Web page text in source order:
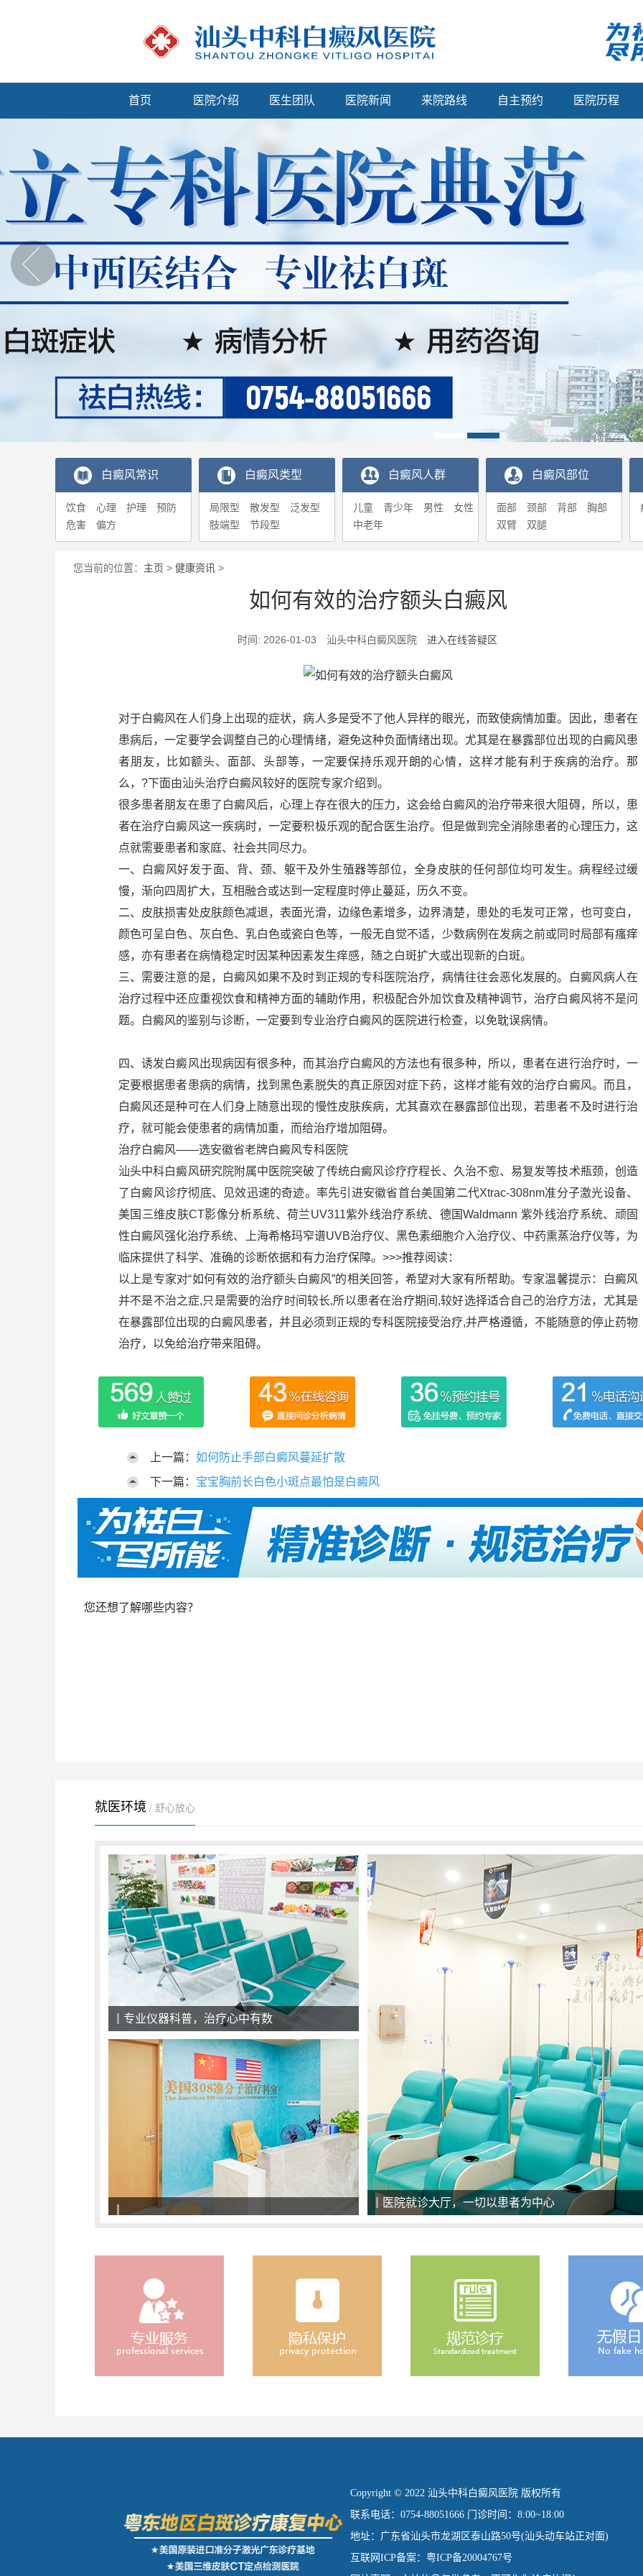
首页 医院介绍 医生团队 医院新闻 来院路线 自主预约 医院历程
白癜风常识
饮食 心理 护理
预防
危害
偏方
白癜风类型
局限型 散发型
泛发型
肢端型
节段型
白癜风人群
儿童 青少年 男性
女性
中老年
白癜风部位
面部 颈部 背部
胸部
双臂
双腿
您当前的位置： 主页 > 健康资讯 >
如何有效的治疗额头白癜风
时间: 2026-01-03 汕头中科白癜风医院 进入在线答疑区
对于白癜风在人们身上出现的症状，病人多是受不了他人异样的眼光，而致使病情加重。因此，患者在
患病后，一定要学会调整自己的心理情绪，避免这种负面情绪出现。尤其是在暴露部位出现的白癜风患
者朋友，比如额头、面部、头部等，一定要保持乐观开朗的心情，这样才能有利于疾病的治疗。那
么，?下面由汕头治疗白癜风较好的医院专家介绍到。
很多患者朋友在患了白癜风后，心理上存在很大的压力，这会给白癜风的治疗带来很大阻碍，所以，患
者在治疗白癜风这一疾病时，一定要积极乐观的配合医生治疗。但是做到完全消除患者的心理压力，这
点就需要患者和家庭、社会共同尽力。
一、白癜风好发于面、背、颈、躯干及外生殖器等部位，全身皮肤的任何部位均可发生。病程经过缓
慢，渐向四周扩大，互相融合或达到一定程度时停止蔓延，历久不变。
二、皮肤损害处皮肤颜色减退，表面光滑，边缘色素增多，边界清楚，患处的毛发可正常，也可变白，
颜色可呈白色、灰白色、乳白色或瓷白色等，一般无自觉不适，少数病例在发病之前或同时局部有瘙痒
感，亦有患者在病情稳定时因某种因素发生痒感，随之白斑扩大或出现新的白斑。
三、需要注意的是，白癜风如果不及时到正规的专科医院治疗，病情往往会恶化发展的。白癜风病人在
治疗过程中还应重视饮食和精神方面的辅助作用，积极配合外加饮食及精神调节，治疗白癜风将不是问
题。白癜风的鉴别与诊断，一定要到专业治疗白癜风的医院进行检查，以免耽误病情。
四、诱发白癜风出现病因有很多种，而其治疗白癜风的方法也有很多种，所以，患者在进行治疗时，一
定要根据患者患病的病情，找到黑色素脱失的真正原因对症下药，这样才能有效的治疗白癜风。而且，
白癜风还是种可在人们身上随意出现的慢性皮肤疾病，尤其喜欢在暴露部位出现，若患者不及时进行治
疗，就可能会使患者的病情加重，而给治疗增加阻碍。
治疗白癜风——选安徽省老牌白癜风专科医院
汕头中科白癜风研究院附属中医院突破了传统白癜风诊疗疗程长、久治不愈、易复发等技术瓶颈，创造
了白癜风诊疗彻底、见效迅速的奇迹。率先引进安徽省首台美国第二代Xtrac-308nm准分子激光设备、
美国三维皮肤CT影像分析系统、荷兰UV311紫外线治疗系统、德国Waldmann 紫外线治疗系统、顽固
性白癜风强化治疗系统、上海希格玛窄谱UVB治疗仪、黑色素细胞介入治疗仪、中药熏蒸治疗仪等，为
临床提供了科学、准确的诊断依据和有力治疗保障。>>>推荐阅读：
以上是专家对“如何有效的治疗额头白癜风”的相关回答，希望对大家有所帮助。专家温馨提示：白癜风
并不是不治之症,只是需要的治疗时间较长,所以患者在治疗期间,较好选择适合自己的治疗方法，尤其是
在暴露部位出现的白癜风患者，并且必须到正规的专科医院接受治疗,并严格遵循，不能随意的停止药物
治疗，以免给治疗带来阻碍。
上一篇： 如何防止手部白癜风蔓延扩散
下一篇： 宝宝胸前长白色小斑点最怕是白癜风
您还想了解哪些内容？
就医环境 / 舒心放心
医院候诊大厅，一切以患者为中心
308准分子激光治疗系统 美国最新一代308准分子激光治疗系统
Copyright © 2022 汕头中科白癜风医院 版权所有
联系电话：0754-88051666 门诊时间：8:00~18:00
地址：广东省汕头市龙湖区泰山路50号(汕头动车站正对面)
互联网ICP备案：粤ICP备20004767号